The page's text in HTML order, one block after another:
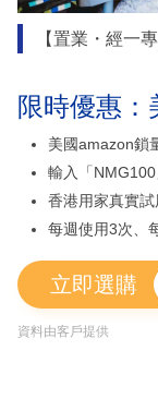
【置業・經一
限時優惠：
美國amazon鎖
輸入「
香港用家真實
每週使用3次、
立即選購
資料由客戶提供